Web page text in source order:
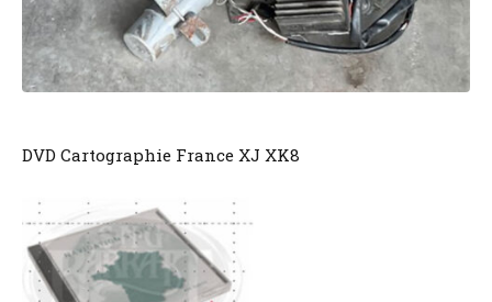
DVD Cartographie France XJ XK8